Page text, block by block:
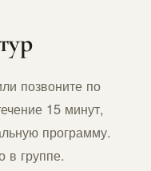
позвоните по
15 минут,
программу.
в группе.